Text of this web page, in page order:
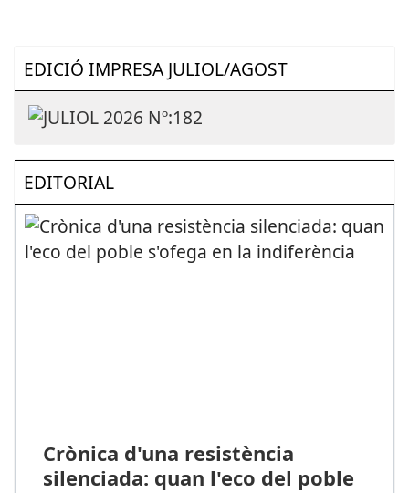
EDICIÓ IMPRESA JULIOL/AGOST
EDITORIAL
Crònica d'una resistència
silenciada: quan l'eco del poble